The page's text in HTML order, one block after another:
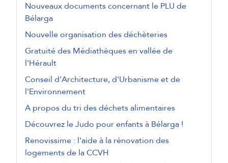
Nouveaux documents concernant le PLU de
Bélarga
Nouvelle organisation des déchèteries
Gratuité des Médiathèques en vallée de
l'Hérault
Conseil d'Architecture, d'Urbanisme et de
l'Environnement
A propos du tri des déchets alimentaires
Découvrez le Judo pour enfants à Bélarga !
Renovissime : l'aide à la rénovation des
logements de la CCVH